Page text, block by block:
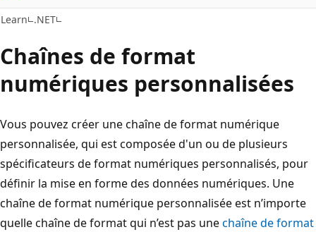
Learn .NET
Chaînes de format
numériques personnalisées
Vous pouvez créer une chaîne de format numérique
personnalisée, qui est composée d'un ou de plusieurs
spécificateurs de format numériques personnalisés, pour
définir la mise en forme des données numériques. Une
chaîne de format numérique personnalisée est n’importe
quelle chaîne de format qui n’est pas unechaîne de format